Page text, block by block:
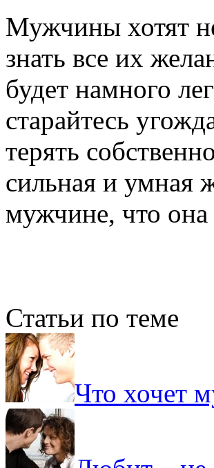
Мужчины хотят
знать все их
будет намного
старайтесь
терять
сильная и умная
мужчине, что она
Статьи по теме
Что хочет